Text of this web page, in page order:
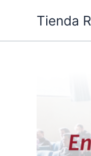
Tienda